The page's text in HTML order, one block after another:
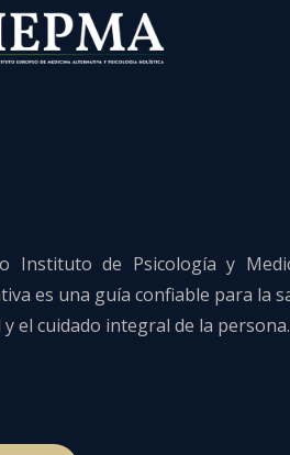
Instituto de Psicología y
es una guía confiable para la
el cuidado integral de la persona.